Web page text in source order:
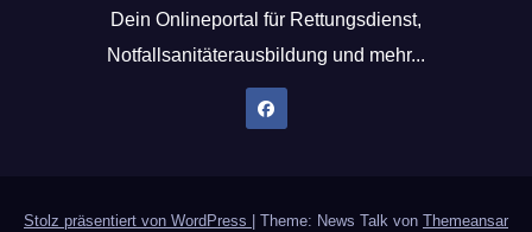
Dein Onlineportal für Rettungsdienst,
Notfallsanitäterausbildung und mehr...
Stolz präsentiert von WordPress Theme: News Talk von Themeansar